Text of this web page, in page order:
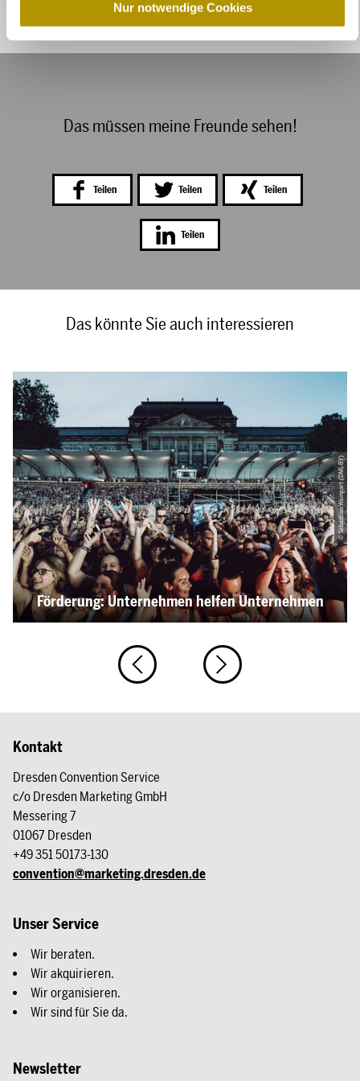
l
Nur notwendige Cookies
Das müssen meine Freunde sehen!
Teilen Teilen Teilen
Teilen
Das könnte Sie auch interessieren
Förderung: Unternehmen helfen Unternehmen
© Sebastian Weingart (DML-BY)
Kontakt
Dresden Convention Service
c/o Dresden Marketing GmbH
Messering 7
01067 Dresden
+49 351 50173-130
convention@marketing.dresden.de
Unser Service
Wir beraten.
Wir akquirieren.
Wir organisieren.
Wir sind für Sie da.
Newsletter